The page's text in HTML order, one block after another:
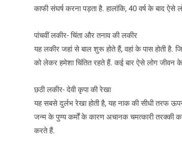
काफी संघर्ष करना पड़ता है. हालांकि, 40 वर्ष के बाद ऐसे
पांचवीं लकीर- चिंता और तनाव की लकीर
यह लकीर जहां से बाल शुरू होते हैं, वहां के पास होती है.
को लेकर हमेशा चिंतित रहते हैं. कई बार ऐसे लोग जीवन
छठी लकीर- देवी कृपा की रेखा
यह सबसे दुर्लभ रेखा होती है, यह नाक की सीधी तरफ
जन्म के पुण्य कर्मों के कारण अचानक चमत्कारी तरक्की
करते हैं.